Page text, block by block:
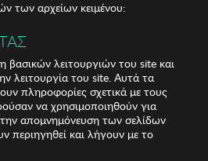
των αρχείων κειμένου:
βασικών λειτουργιών του site και
λειτουργία του site. Αυτά τα
πληροφορίες σχετικά με τους
να χρησιμοποιηθούν για
απομνημόνευση των σελίδων
περιηγηθεί και λήγουν με το